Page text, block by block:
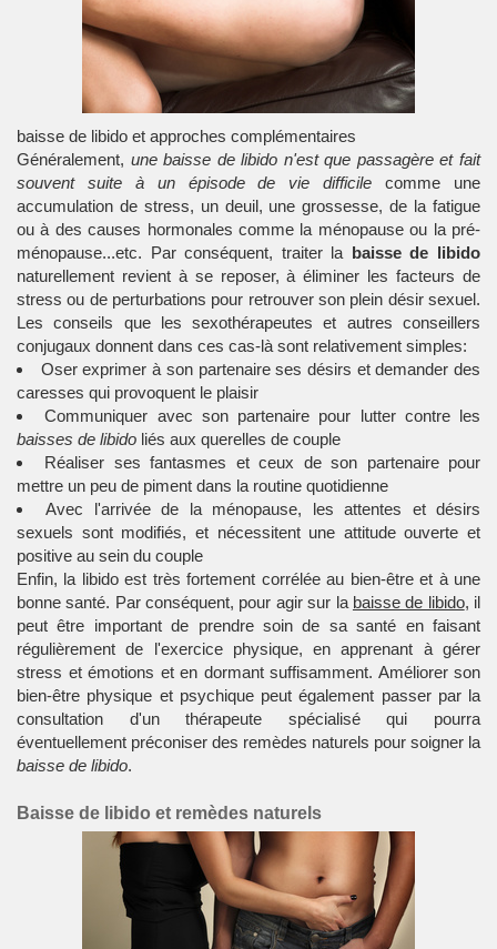
baisse de libido et approches complémentaires
Généralement, unebaisse de libido n'est que passagère et fait
souvent suite à un épisode de vie difficile comme une
accumulation de stress, un deuil, une grossesse, de la fatigue
ou à des causes hormonales comme la ménopause ou la pré-
ménopause...etc. Par conséquent, traiter la baisse de libido
naturellement revient à se reposer, à éliminer les facteurs de
stress ou de perturbations pour retrouver son plein désir sexuel.
Les conseils que les sexothérapeutes et autres conseillers
conjugaux donnent dans ces cas-là sont relativement simples:
Oser exprimer à son partenaire ses désirs et demander des
caresses qui provoquent le plaisir
Communiquer avec son partenaire pour lutter contre les
baisses de libido liés aux querelles de couple
Réaliser ses fantasmes et ceux de son partenaire pour
mettre un peu de piment dans la routine quotidienne
Avec l'arrivée de la ménopause, les attentes et désirs
sexuels sont modifiés, et nécessitent une attitude ouverte et
positive au sein du couple
Enfin, la libido est très fortement corrélée au bien-être et à une
bonne santé. Par conséquent, pour agir sur la baisse de libido, il
peut être important de prendre soin de sa santé en faisant
régulièrement de l'exercice physique, en apprenant à gérer
stress et émotions et en dormant suffisamment. Améliorer son
bien-être physique et psychique peut également passer par la
consultation d'un thérapeute spécialisé qui pourra
éventuellement préconiser des remèdes naturels pour soigner la
baisse de libido.
Baisse de libido et remèdes naturels